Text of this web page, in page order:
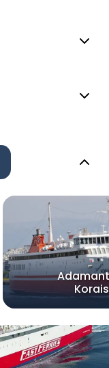
Korais